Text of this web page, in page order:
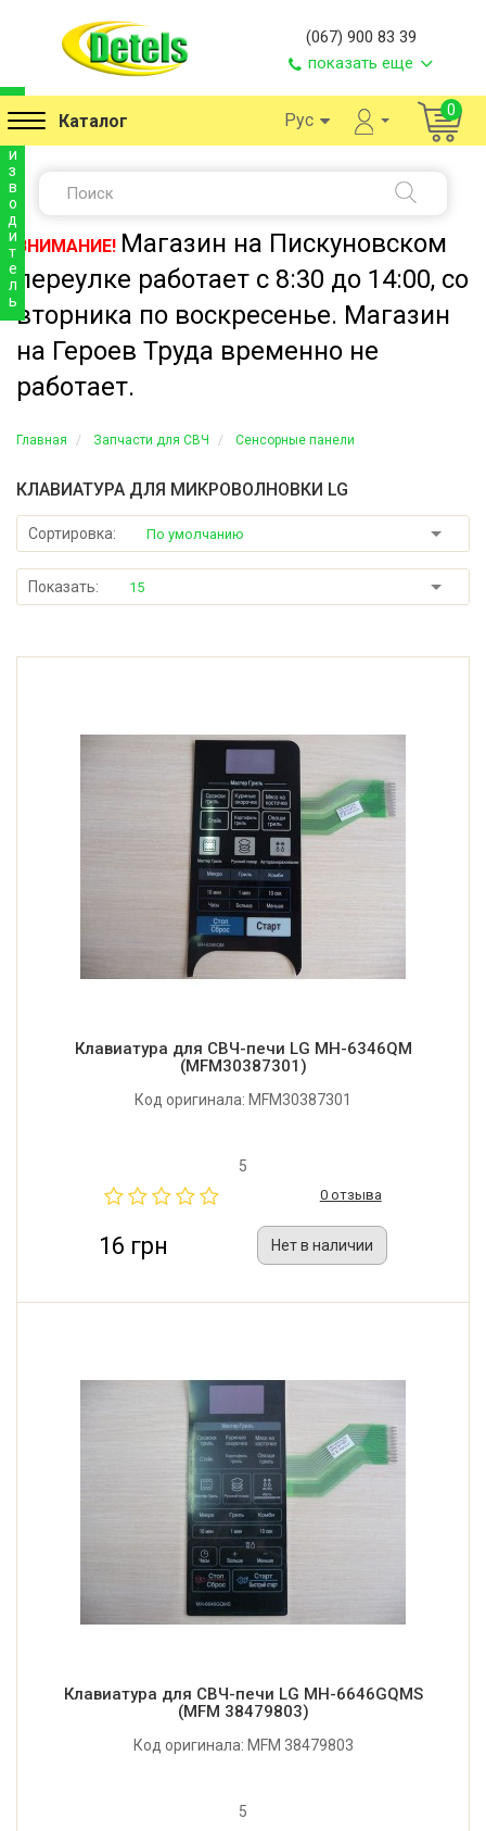
(067) 900 83 39
показать еще
Каталог Рус 0
ВНИМАНИЕ! Магазин на Пискуновском
переулке работает с 8:30 до 14:00, со
вторника по воскресенье. Магазин
на Героев Труда временно не
работает.
Главная Запчасти для СВЧ Сенсорные панели
КЛАВИАТУРА ДЛЯ МИКРОВОЛНОВКИ LG
Сортировка: По умолчанию
Показать: 15
р
и
з
в
о
д
и
т
е
л
ь
Клавиатура для СВЧ-печи LG MH-6346QM
(MFM30387301)
Код оригинала: MFM30387301
5
0 отзыва
16 грн Нет в наличии
Клавиатура для СВЧ-печи LG MH-6646GQMS
(MFM 38479803)
Код оригинала: MFM 38479803
5